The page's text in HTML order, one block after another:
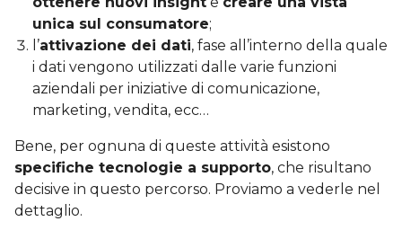
unica sul consumatore;
l’attivazione dei dati, fase all’interno della quale
i dati vengono utilizzati dalle varie funzioni
aziendali per iniziative di comunicazione,
marketing, vendita, ecc…
Bene, per ognuna di queste attività esistono
specifiche tecnologie a supporto, che risultano
decisive in questo percorso. Proviamo a vederle nel
dettaglio.